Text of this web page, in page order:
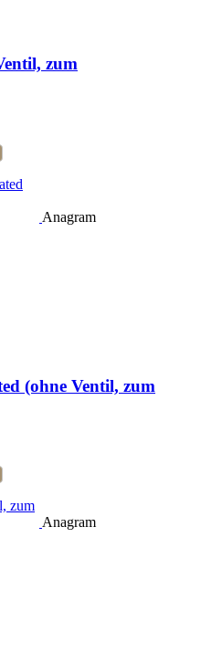
zum
Anagram
(ohne Ventil, zum
Anagram